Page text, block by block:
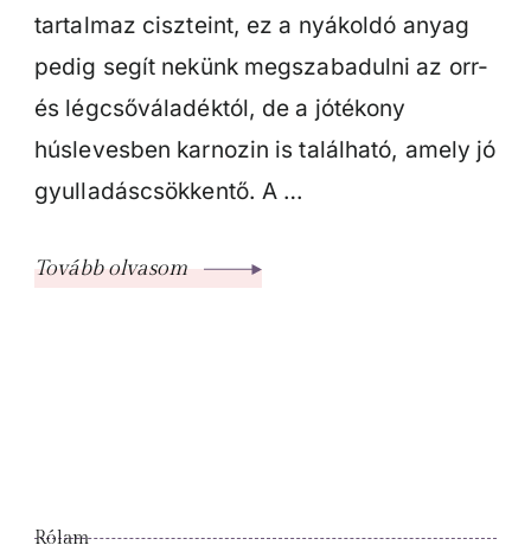
tartalmaz ciszteint, ez a nyákoldó anyag
pedig segít nekünk megszabadulni az orr-
és légcsőváladéktól, de a jótékony
húslevesben karnozin is található, amely jó
gyulladáscsökkentő. A …
Tovább olvasom
Rólam